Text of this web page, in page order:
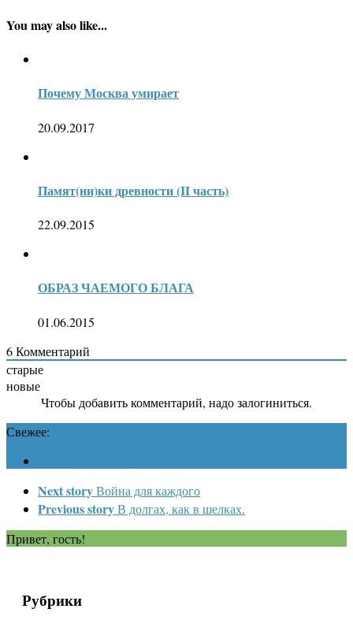
You may also like...
Почему Москва умирает
20.09.2017
Памят(ни)ки древности (II часть)
22.09.2015
ОБРАЗ ЧАЕМОГО БЛАГА
01.06.2015
6Комментарий
старые
новые
Чтобы добавить комментарий, надо залогиниться.
Свежее:
Next storyВойна для каждого
Previous storyВ долгах, как в шелках.
Привет, гость!
Рубрики